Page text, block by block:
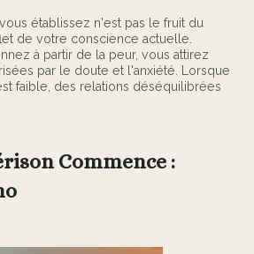
établissez n'est pas le fruit du
de votre conscience actuelle.
à partir de la peur, vous attirez
par le doute et l'anxiété. Lorsque
faible, des relations déséquilibrées
Commence :